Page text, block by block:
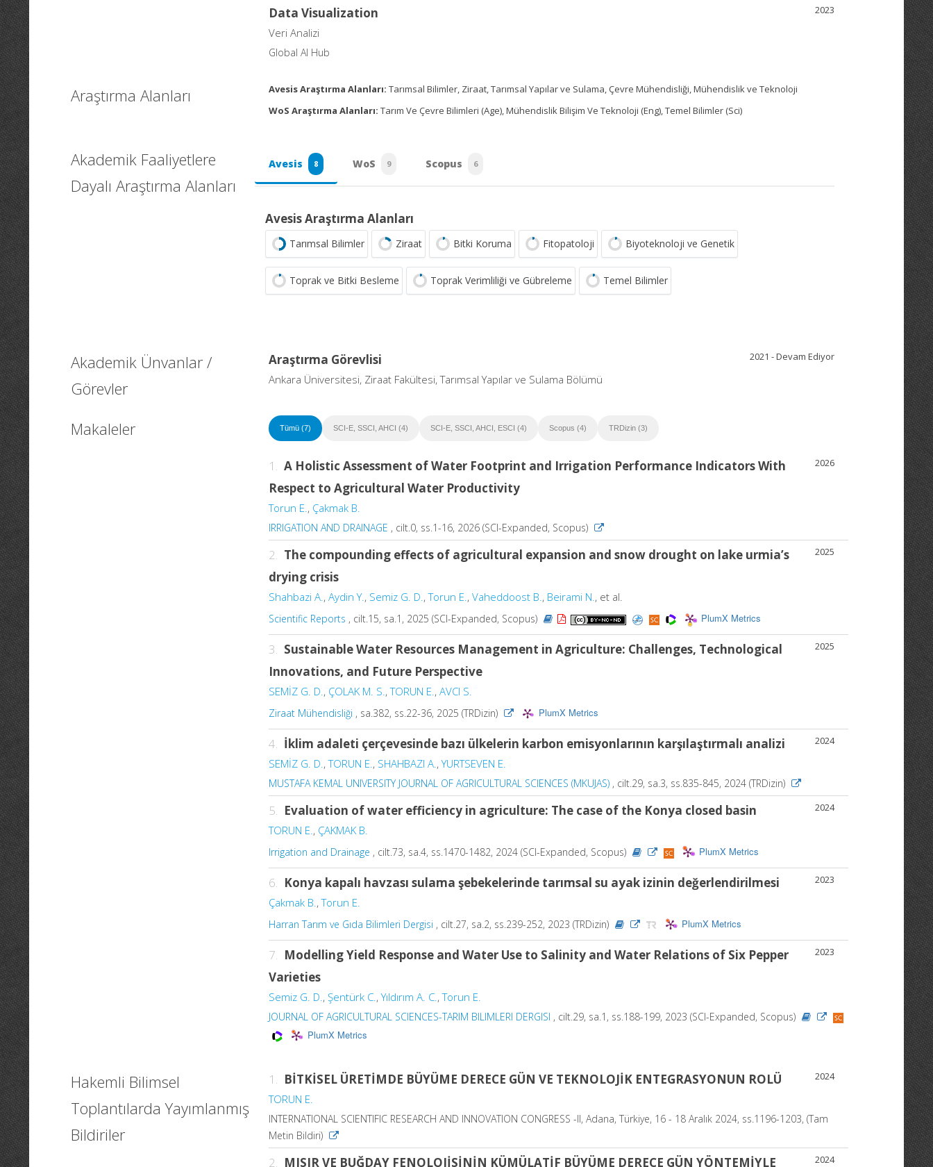
2023
Data Visualization
Veri Analizi
Global AI Hub
Araştırma Alanları Avesis Araştırma Alanları: Tarımsal Bilimler, Ziraat, Tarımsal Yapılar ve Sulama, Çevre Mühendisliği, Mühendislik ve Teknoloji
WoS Araştırma Alanları: Tarım Ve Çevre Bilimleri (Age), Mühendislik Bilişim Ve Teknoloji (Eng), Temel Bilimler (Sci)
Akademik Faaliyetlere
Dayalı Araştırma Alanları
Avesis 8 WoS 9 Scopus 6
Avesis Araştırma Alanları
Tarımsal Bilimler Ziraat Bitki Koruma Fitopatoloji Biyoteknoloji ve Genetik
Toprak ve Bitki Besleme Toprak Verimliliği ve Gübreleme Temel Bilimler
Akademik Ünvanlar /
Görevler
2021 - Devam Ediyor
Araştırma Görevlisi
Ankara Üniversitesi, Ziraat Fakültesi, Tarımsal Yapılar ve Sulama Bölümü
Makaleler Tümü (7) SCI-E, SSCI, AHCI (4) SCI-E, SSCI, AHCI, ESCI (4) Scopus (4) TRDizin (3)
2026
1. A Holistic Assessment of Water Footprint and Irrigation Performance Indicators With
Respect to Agricultural Water Productivity
Torun E., Çakmak B.
IRRIGATION AND DRAINAGE , cilt.0, ss.1-16, 2026 (SCI-Expanded, Scopus)
2025
2. The compounding effects of agricultural expansion and snow drought on lake urmia’s
drying crisis
Shahbazi A., Aydin Y., Semiz G. D.,Torun E., Vaheddoost B., Beirami N., et al.
Scientific Reports , cilt.15, sa.1, 2025 (SCI-Expanded, Scopus) PlumX Metrics
2025
3. Sustainable Water Resources Management in Agriculture: Challenges, Technological
Innovations, and Future Perspective
SEMİZ G. D., ÇOLAK M. S.,TORUN E., AVCI S.
Ziraat Mühendisliği , sa.382, ss.22-36, 2025 (TRDizin) PlumX Metrics
2024
4. İklim adaleti çerçevesinde bazı ülkelerin karbon emisyonlarının karşılaştırmalı analizi
SEMİZ G. D.,TORUN E., SHAHBAZI A.,YURTSEVEN E.
MUSTAFA KEMAL UNIVERSITY JOURNAL OF AGRICULTURAL SCIENCES (MKUJAS) , cilt.29, sa.3, ss.835-845, 2024 (TRDizin)
2024
5. Evaluation of water efficiency in agriculture: The case of the Konya closed basin
TORUN E., ÇAKMAK B.
Irrigation and Drainage , cilt.73, sa.4, ss.1470-1482, 2024 (SCI-Expanded, Scopus) PlumX Metrics
2023
6. Konya kapalı havzası sulama şebekelerinde tarımsal su ayak izinin değerlendirilmesi
Çakmak B.,Torun E.
Harran Tarım ve Gıda Bilimleri Dergisi , cilt.27, sa.2, ss.239-252, 2023 (TRDizin) PlumX Metrics
2023
7. Modelling Yield Response and Water Use to Salinity and Water Relations of Six Pepper
Varieties
Semiz G. D., Şentürk C.,Yıldırım A. C.,Torun E.
JOURNAL OF AGRICULTURAL SCIENCES-TARIM BILIMLERI DERGISI , cilt.29, sa.1, ss.188-199, 2023 (SCI-Expanded, Scopus)
PlumX Metrics
Hakemli Bilimsel
Toplantılarda Yayımlanmış
Bildiriler
2024
1. BİTKİSEL ÜRETİMDE BÜYÜME DERECE GÜN VE TEKNOLOJİK ENTEGRASYONUN ROLÜ
TORUN E.
INTERNATIONAL SCIENTIFIC RESEARCH AND INNOVATION CONGRESS -II, Adana, Türkiye, 16 - 18 Aralık 2024, ss.1196-1203, (Tam
Metin Bildiri)
2024
2. MISIR VE BUĞDAY FENOLOJİSİNİN KÜMÜLATİF BÜYÜME DERECE GÜN YÖNTEMİYLE